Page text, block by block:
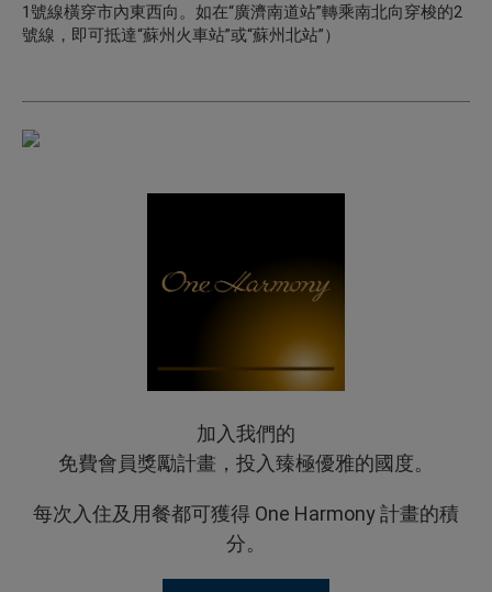
1號線橫穿市內東西向。如在“廣濟南道站”轉乘南北向穿梭的2
號線，即可抵達“蘇州火車站”或“蘇州北站”）
加入我們的
免費會員獎勵計畫，投入臻極優雅的國度。
每次入住及用餐都可獲得 One Harmony 計畫的積
分。